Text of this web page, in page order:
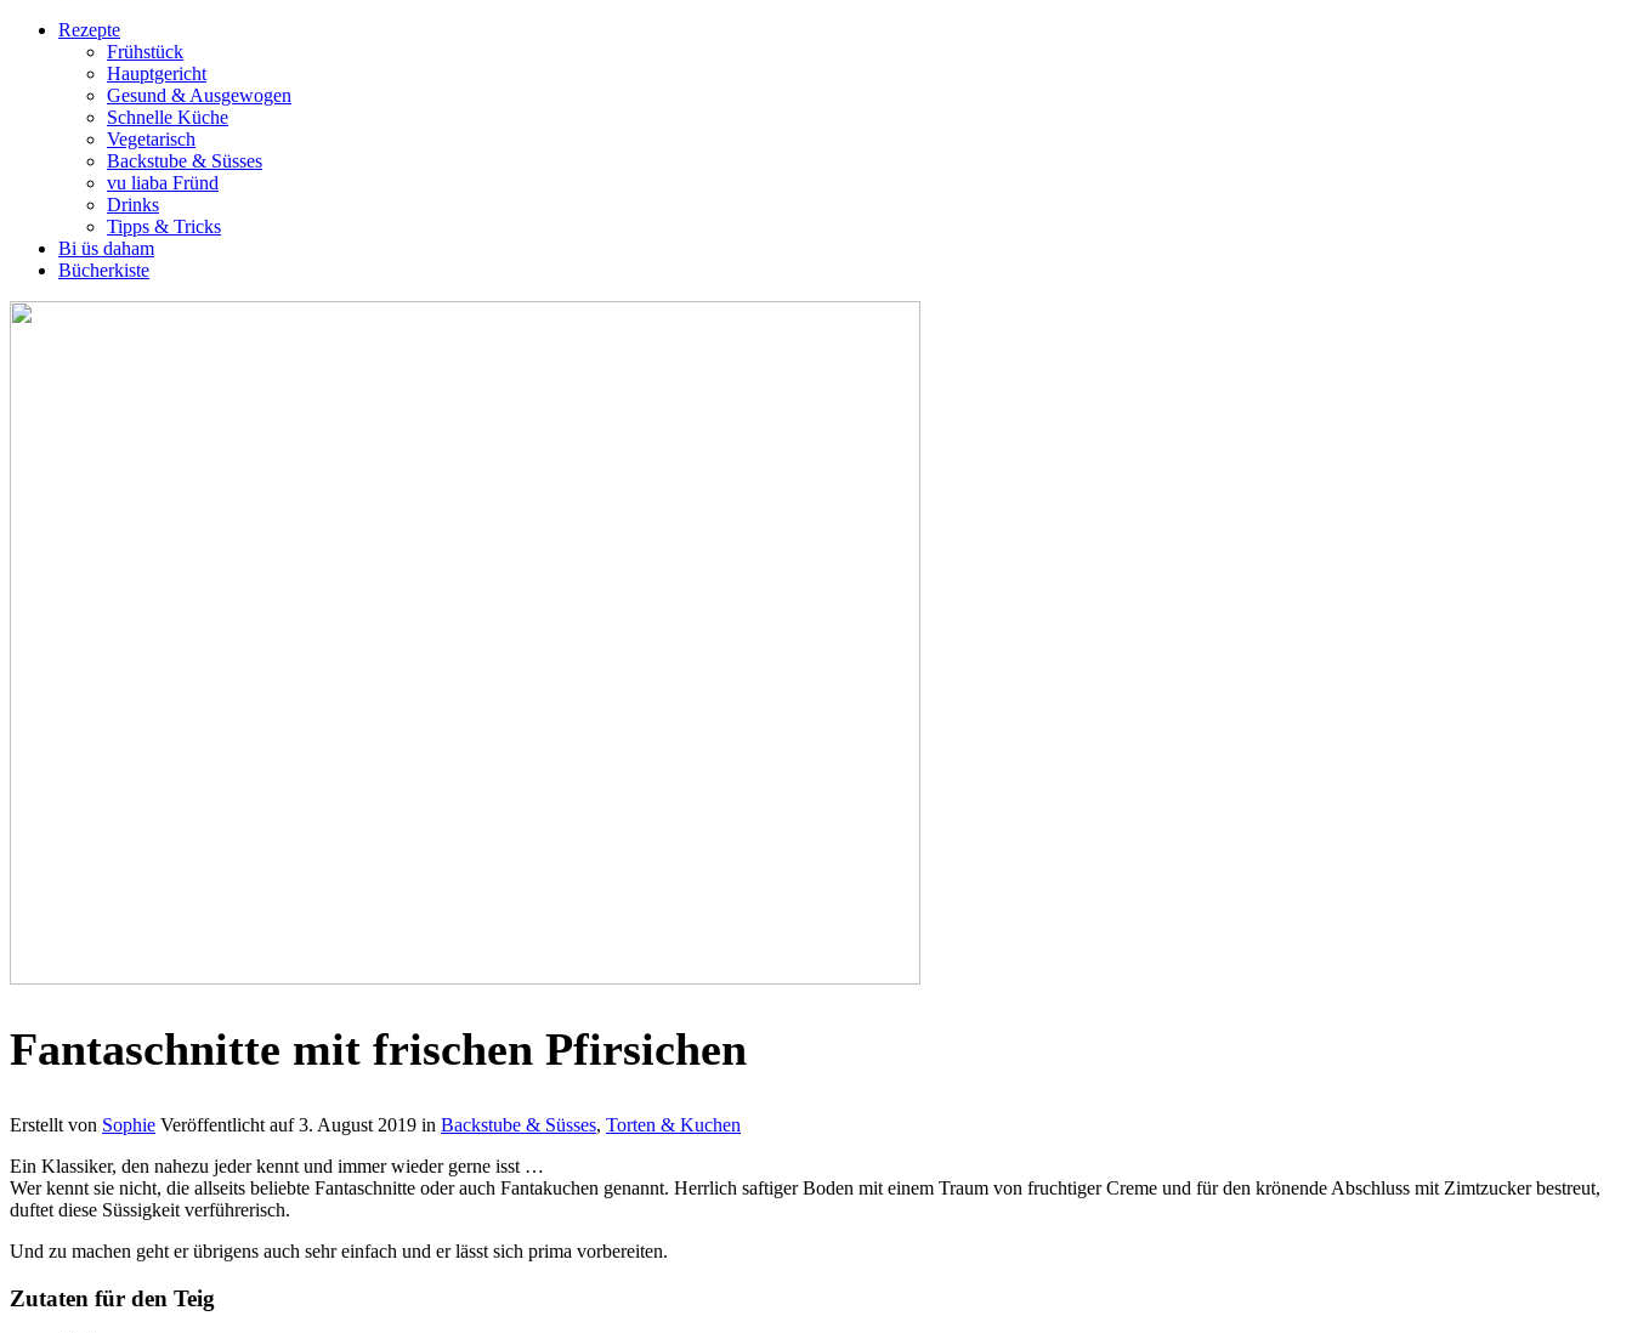
Rezepte
Frühstück
Hauptgericht
Gesund & Ausgewogen
Schnelle Küche
Vegetarisch
Backstube & Süsses
vu liaba Fründ
Drinks
Tipps & Tricks
Bi üs daham
Bücherkiste
Fantaschnitte mit frischen Pfirsichen
Erstellt von Sophie Veröffentlicht auf3. August 2019 in Backstube & Süsses, Torten & Kuchen
Ein Klassiker, den nahezu jeder kennt und immer wieder gerne isst …
Wer kennt sie nicht, die allseits beliebte Fantaschnitte oder auch Fantakuchen genannt. Herrlich saftiger Boden mit einem Traum von fruchtiger Creme und für den krönende Abschluss mit Zimtzucker bestreut,
duftet diese Süssigkeit verführerisch.
Und zu machen geht er übrigens auch sehr einfach und er lässt sich prima vorbereiten.
Zutaten für den Teig